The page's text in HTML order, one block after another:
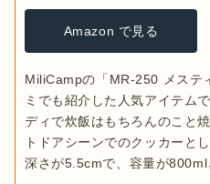
Amazon で見る
MiliCampの「MR-250 メステ
ミでも紹介した人気アイテム
ディで炊飯はもちろんのこと
トドアシーンでのクッカーと
深さが5.5cmで、容量が800ml